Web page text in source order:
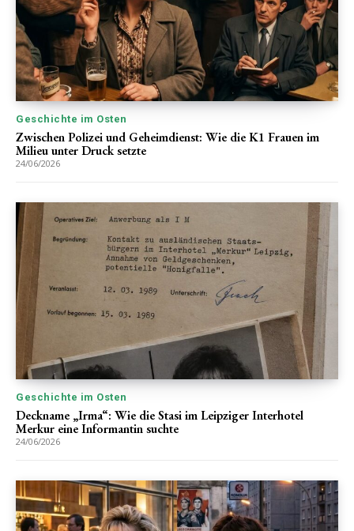
Geschichte im Osten
Zwischen Polizei und Geheimdienst: Wie die K1 Frauen im
Milieu unter Druck setzte
24/06/2026
Geschichte im Osten
Deckname „Irma“: Wie die Stasi im Leipziger Interhotel
Merkur eine Informantin suchte
24/06/2026